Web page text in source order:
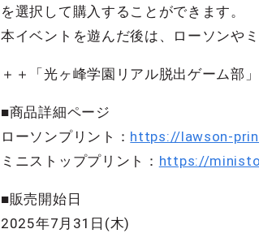
を選択して購入することができます。
本イベントを遊んだ後は、ローソンや
＋＋「光ヶ峰学園リアル脱出ゲーム部
■商品詳細ページ
ローソンプリント： https://lawson-
ミニストッププリント： https://
■販売開始日
2025年7月31日(木)